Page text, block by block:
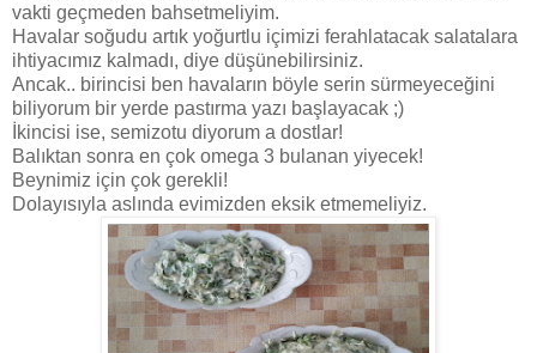
vakti geçmeden bahsetmeliyim.
Havalar soğudu artık yoğurtlu içimizi ferahlatacak salatalara
ihtiyacımız kalmadı, diye düşünebilirsiniz.
Ancak.. birincisi ben havaların böyle serin sürmeyeceğini
biliyorum bir yerde pastırma yazı başlayacak ;)
İkincisi ise, semizotu diyorum a dostlar!
Balıktan sonra en çok omega 3 bulanan yiyecek!
Beynimiz için çok gerekli!
Dolayısıyla aslında evimizden eksik etmemeliyiz.